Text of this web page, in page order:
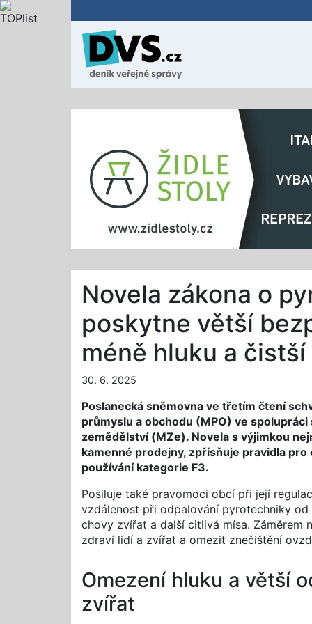
Novela zákona o
poskytne větší
méně hluku a
30. 6. 2025
Poslanecká sněmovna ve třetím čtení
průmyslu a obchodu (MPO) ve
zemědělství (MZe). Novela s výjimkou
kamenné prodejny, zpřísňuje pravidla
používání kategorie F3.
Posiluje také pravomoci obcí při její
vzdálenost při odpalování pyrotechniky
chovy zvířat a další citlivá mísa. Záměrem
zdraví lidí a zvířat a omezit znečištění
Omezení hluku a větší
zvířat